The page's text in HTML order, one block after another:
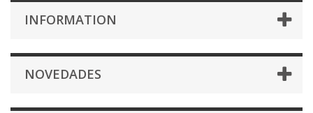
INFORMATION
NOVEDADES